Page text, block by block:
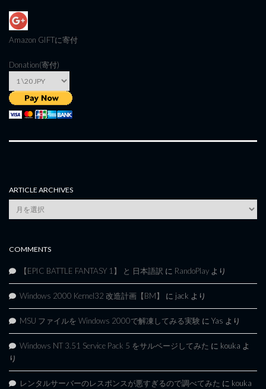
Amazon GIFTに寄付
Donation(寄付)
ARTICLE ARCHIVES
Article
Archives
COMMENTS
【EPIC BATTLE FANTASY 1】 と 日本語訳 に RandoPlay より
Windows 2000 Kernel32 改造計画【BM】 に jack より
MSU ファイルを Windows 2000で解凍してみる実験 に Yas より
Windows NT 3.51 Service Pack 5 をサルベージしてみた に kouka よ
り
レンタルサーバーのレスポンスが悪すぎるので調べてみた に kouka